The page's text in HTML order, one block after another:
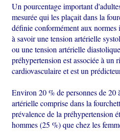
Un pourcentage important
mesurée qui les plaçait dans la
définie conformément aux normes
à savoir une tension artérielle
ou une tension artérielle
préhypertension est associée à un
cardiovasculaire et est un
Environ 20 % de personnes de 20
artérielle comprise dans la
prévalence de la préhypertension
hommes (25 %) que chez les